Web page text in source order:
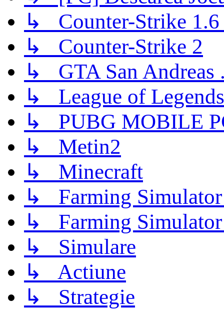
↳ Counter-Strike 1.6
↳ Counter-Strike 2
↳ GTA San Andreas
↳ League of Legends
↳ PUBG MOBILE
↳ Metin2
↳ Minecraft
↳ Farming
↳ Farming
↳ Simulare
↳ Actiune
↳ Strategie